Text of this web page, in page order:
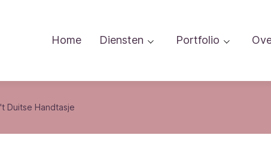
Home Diensten Portfolio
't Duitse Handtasje